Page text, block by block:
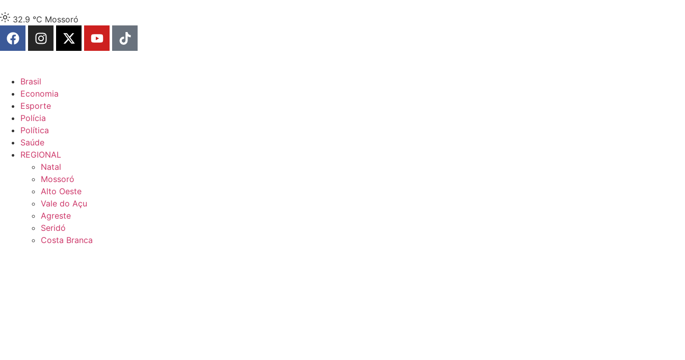
32.9 °C Mossoró
Brasil
Economia
Esporte
Polícia
Política
Saúde
REGIONAL
Natal
Mossoró
Alto Oeste
Vale do Açu
Agreste
Seridó
Costa Branca